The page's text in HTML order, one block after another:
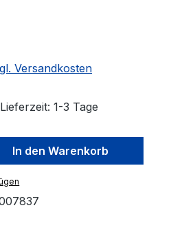
Versandkosten
1-3 Tage
Gib den
In den Warenkorb